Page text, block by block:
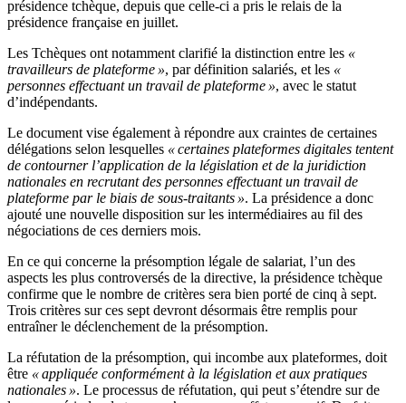
présidence tchèque, depuis que celle-ci a pris le relais de la
présidence française en juillet.
Les Tchèques ont notamment clarifié la distinction entre les «
travailleurs de plateforme », par définition salariés, et les «
personnes effectuant un travail de plateforme », avec le statut
d’indépendants.
Le document vise également à répondre aux craintes de certaines
délégations selon lesquelles « certaines plateformes digitales tentent
de contourner l’application de la législation et de la juridiction
nationales en recrutant des personnes effectuant un travail de
plateforme par le biais de sous-traitants ». La présidence a donc
ajouté une nouvelle disposition sur les intermédiaires au fil des
négociations de ces derniers mois.
En ce qui concerne la présomption légale de salariat, l’un des
aspects les plus controversés de la directive, la présidence tchèque
confirme que le nombre de critères sera bien porté de cinq à sept.
Trois critères sur ces sept devront désormais être remplis pour
entraîner le déclenchement de la présomption.
La réfutation de la présomption, qui incombe aux plateformes, doit
être « appliquée conformément à la législation et aux pratiques
nationales ». Le processus de réfutation, qui peut s’étendre sur de